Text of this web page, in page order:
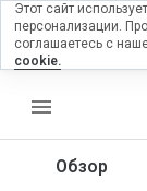
menu
Обзор
отзыв
Этот сайт
персонализации.
соглашаетесь с
cookie.